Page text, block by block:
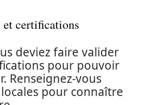
certifications
deviez faire valider
pour pouvoir
Renseignez-vous
pour connaître